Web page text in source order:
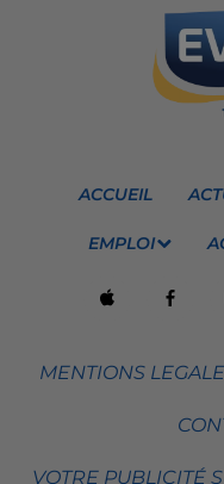
ACCUEIL
EMPLOI
MENTIONS
VOTRE PUBLICITÉ